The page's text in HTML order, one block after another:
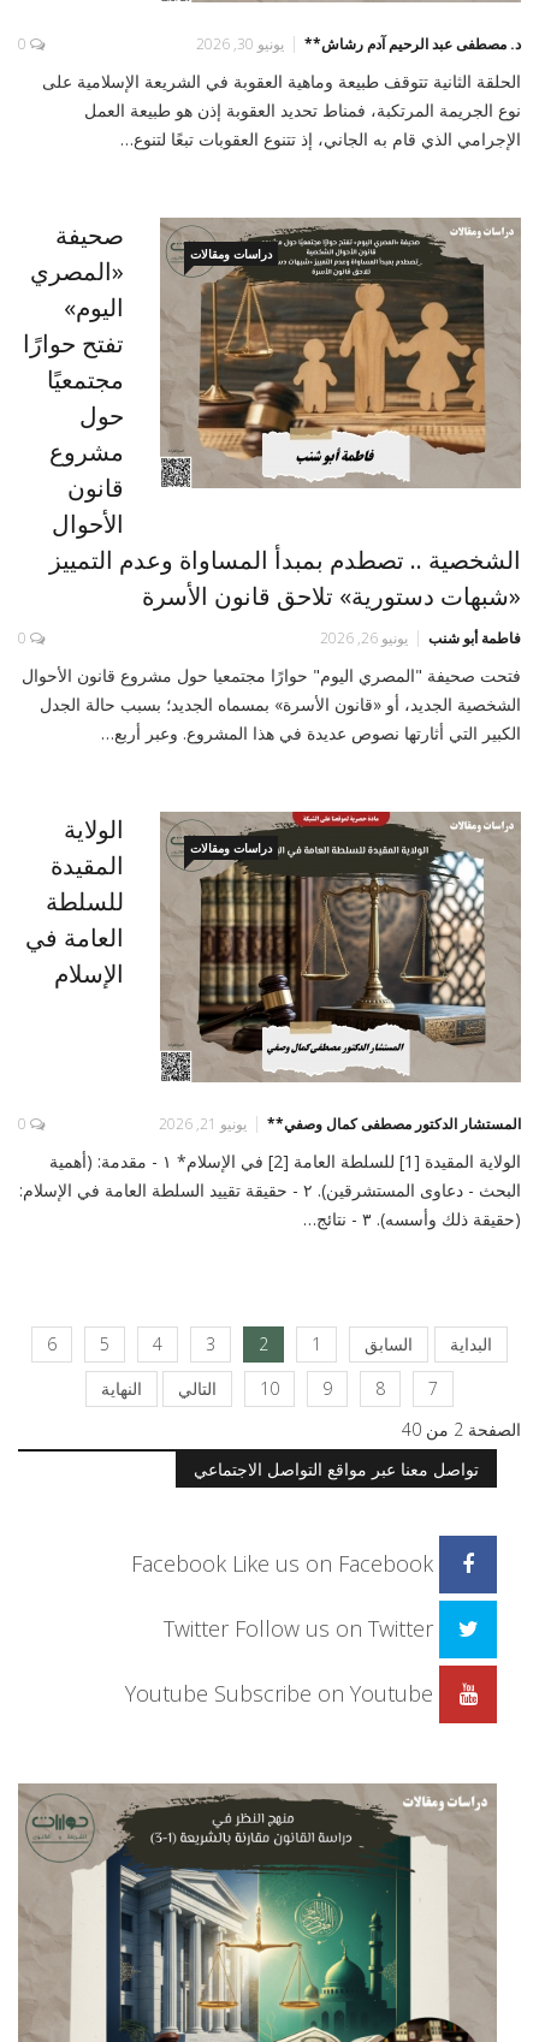
د. مصطفى عبد الرحيم آدم رشاش** يونيو 30, 2026 0
الحلقة الثانية تتوقف طبيعة وماهية العقوبة في الشريعة الإسلامية على
نوع الجريمة المرتكبة، فمناط تحديد العقوبة إذن هو طبيعة العمل
الإجرامي الذي قام به الجاني، إذ تتنوع العقوبات تبعًا لتنوع…
دراسات ومقالات
صحيفة
«المصري
اليوم»
تفتح حوارًا
مجتمعيًا
حول
مشروع
قانون
الأحوال
الشخصية .. تصطدم بمبدأ المساواة وعدم التمييز
«شبهات دستورية» تلاحق قانون الأسرة
فاطمة أبو شنب يونيو 26, 2026 0
فتحت صحيفة "المصري اليوم" حوارًا مجتمعيا حول مشروع قانون الأحوال
الشخصية الجديد، أو «قانون الأسرة» بمسماه الجديد؛ بسبب حالة الجدل
الكبير التي أثارتها نصوص عديدة في هذا المشروع. وعبر أربع…
دراسات ومقالات
الولاية
المقيدة
للسلطة
العامة في
الإسلام
المستشار الدكتور مصطفى كمال وصفي** يونيو 21, 2026 0
الولاية المقيدة [1] للسلطة العامة [2] في الإسلام* ١ - مقدمة: (أهمية
البحث - دعاوى المستشرقين). ٢ - حقيقة تقييد السلطة العامة في الإسلام:
(حقيقة ذلك وأسسه). ٣ - نتائج…
البداية السابق 1
2
3
4
5
6
7
8
9
10 التالي
النهاية
الصفحة 2 من 40
تواصل معنا عبر مواقع التواصل الاجتماعي
Facebook Like us on Facebook
Twitter Follow us on Twitter
Youtube Subscribe on Youtube